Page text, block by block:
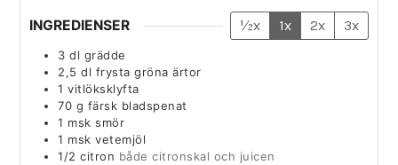
INGREDIENSER ½x 1x 2x 3x
3 dl grädde
2,5 dl frysta gröna ärtor
1 vitlöksklyfta
70 g färsk bladspenat
1 msk smör
1 msk vetemjöl
1/2 citron både citronskal och juicen